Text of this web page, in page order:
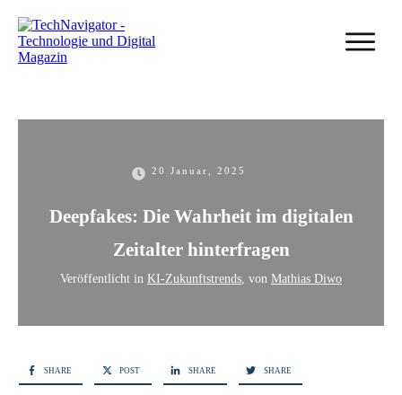
20 Januar, 2025
Deepfakes: Die Wahrheit im digitalen
Zeitalter hinterfragen
Veröffentlicht in KI-Zukunftstrends , von Mathias Diwo
SHARE POST SHARE SHARE